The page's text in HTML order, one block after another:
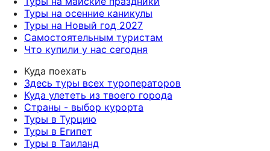
Туры на осенние каникулы
Туры на Новый год 2027
Самостоятельным туристам
Что купили у нас сегодня
Куда поехать
Здесь туры всех туроператоров
Куда улететь из твоего города
Страны - выбор курорта
Туры в Турцию
Туры в Египет
Туры в Таиланд